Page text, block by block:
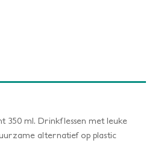
350 ml. Drinkflessen met leuke
alternatief op plastic